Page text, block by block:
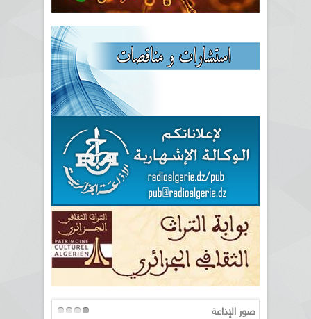
صور الإذاعة